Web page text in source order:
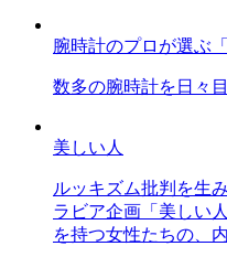
腕時計のプロが選ぶ
数多の腕時計を日々
美しい人
ルッキズム批判を生
ラビア企画「美しい
を持つ女性たちの、